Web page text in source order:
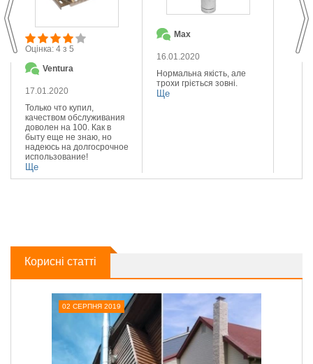
Max
16.01.2020
Нормальна якість, але
трохи гріється зовні.
Ще
Оцінка: 4 з 5
Ventura
17.01.2020
Только что купил,
качеством обслуживания
доволен на 100. Как в
быту еще не знаю, но
надеюсь на долгосрочное
использование!
Ще
Корисні статті
02 СЕРПНЯ 2019